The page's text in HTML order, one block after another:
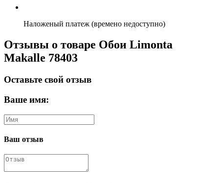
Наложеный платеж (времено недоступно)
Отзывы о товаре Обои Limonta
Makalle 78403
Оставьте свой отзыв
Ваше имя:
Ваш отзыв